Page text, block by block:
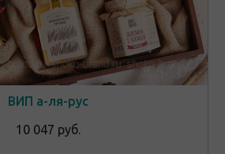
ВИП а-ля-рус
10 047 руб.